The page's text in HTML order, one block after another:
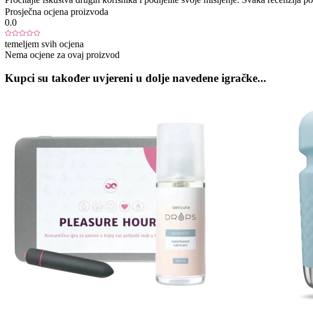
Prosječna ocjena proizvoda
0.0
temeljem svih ocjena
Nema ocjene za ovaj proizvod
Kupci su također uvjereni u dolje navedene igračke...